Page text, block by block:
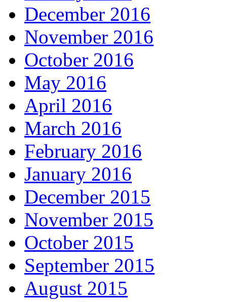
December 2016
November 2016
October 2016
May 2016
April 2016
March 2016
February 2016
January 2016
December 2015
November 2015
October 2015
September 2015
August 2015